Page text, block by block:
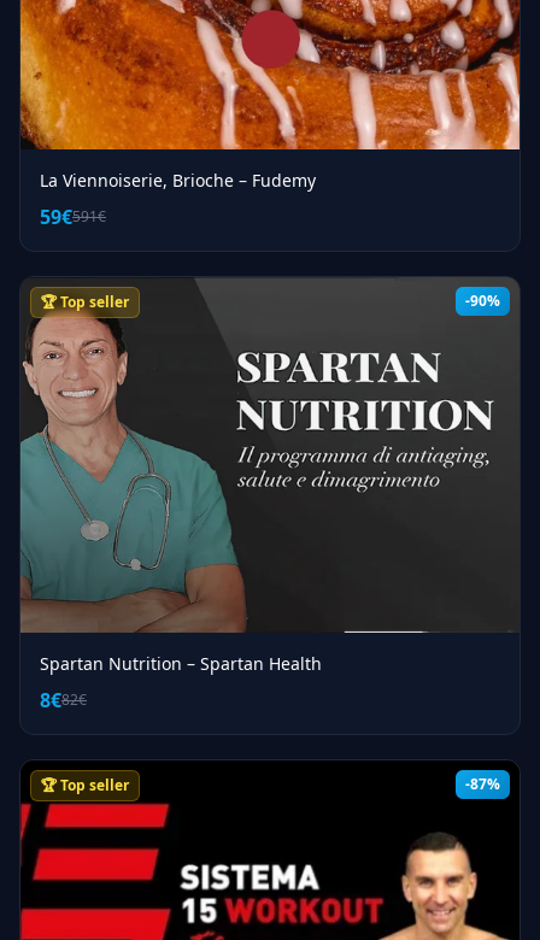
La Viennoiserie, Brioche – Fudemy
59€591€
-90%
🏆 Top seller
Spartan Nutrition – Spartan Health
8€82€
-87%
🏆 Top seller